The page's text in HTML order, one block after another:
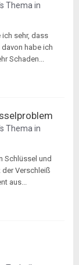
Thema in
sehr, dass
habe ich
Schaden...
Thema in
Schlüssel und
Verschleiß
aus...